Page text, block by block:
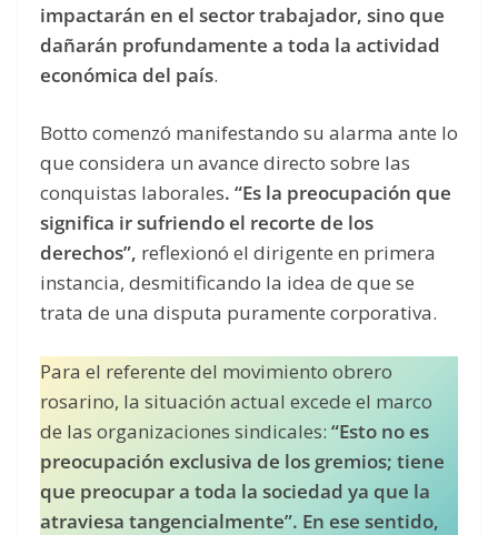
impactarán en el sector trabajador, sino que
dañarán profundamente a toda la actividad
económica del país.
Botto comenzó manifestando su alarma ante lo
que considera un avance directo sobre las
conquistas laborales. “Es la preocupación que
significa ir sufriendo el recorte de los
derechos”, reflexionó el dirigente en primera
instancia, desmitificando la idea de que se
trata de una disputa puramente corporativa.
Para el referente del movimiento obrero
rosarino, la situación actual excede el marco
de las organizaciones sindicales: “Esto no es
preocupación exclusiva de los gremios; tiene
que preocupar a toda la sociedad ya que la
atraviesa tangencialmente”. En ese sentido,